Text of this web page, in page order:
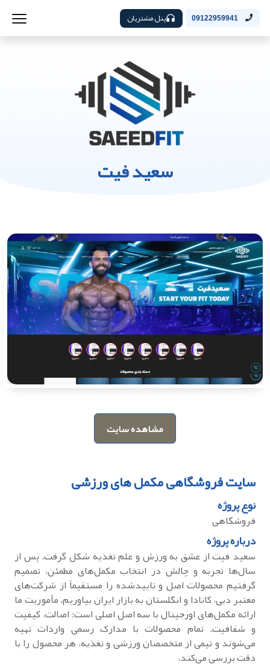
09122959941 پنل مشتریان
سعید فیت
مشاهده سایت
سایت فروشگاهی مکمل های ورزشی
نوع پروژه
فروشگاهی
درباره پروژه
سعید فیت از عشق به ورزش و علم تغذیه شکل گرفت. پس از
سال‌ها تجربه و چالش در انتخاب مکمل‌های مطمئن، تصمیم
گرفتیم محصولات اصل و تاییدشده را مستقیماً از شرکت‌های
معتبر دبی، کانادا و انگلستان به بازار ایران بیاوریم. مأموریت ما
ارائه مکمل‌های اورجینال با سه اصل اصلی است: اصالت، کیفیت
و شفافیت. تمام محصولات با مدارک رسمی واردات تهیه
می‌شوند و تیمی از متخصصان ورزشی و تغذیه، هر محصول را با
دقت بررسی می‌کند.